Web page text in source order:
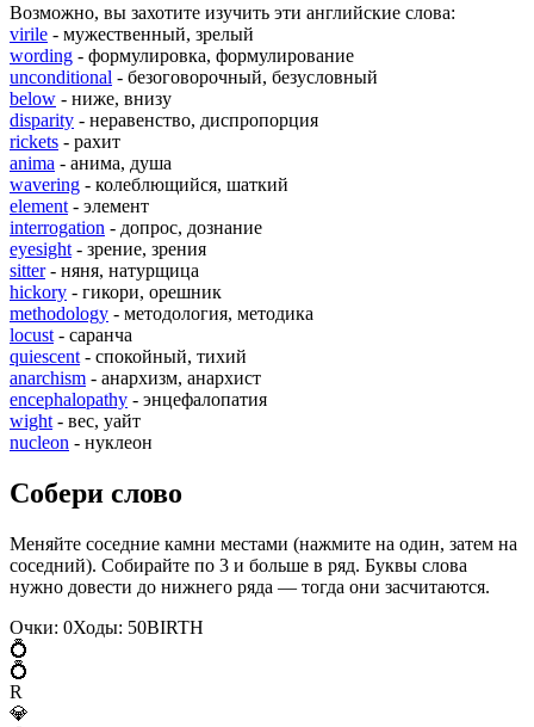
Возможно, вы захотите изучить эти английские слова:
virile - мужественный, зрелый
wording - формулировка, формулирование
unconditional - безоговорочный, безусловный
below - ниже, внизу
disparity - неравенство, диспропорция
rickets - рахит
anima - анима, душа
wavering - колеблющийся, шаткий
element - элемент
interrogation - допрос, дознание
eyesight - зрение, зрения
sitter- няня, натурщица
hickory - гикори, орешник
methodology - методология, методика
locust - саранча
quiescent - спокойный, тихий
anarchism - анархизм, анархист
encephalopathy - энцефалопатия
wight - вес, уайт
nucleon - нуклеон
Собери слово
Меняйте соседние камни местами (нажмите на один, затем на
соседний). Собирайте по 3 и больше в ряд. Буквы слова
нужно довести до нижнего ряда — тогда они засчитаются.
Очки: 0Ходы: 50BIRTH
💍
💍
R
💎